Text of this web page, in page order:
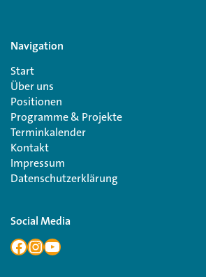
Navigation
Start
Über uns
Positionen
Programme & Projekte
Terminkalender
Kontakt
Impressum
Datenschutzerklärung
Social Media